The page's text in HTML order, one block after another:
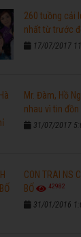
260 tuồng cải
nhất từ trước
17/07/2017
Mr. Đàm, Hồ
nhau vì tin
31/07/2017
CON TRAI NS
BỐ
42982
31/01/2016